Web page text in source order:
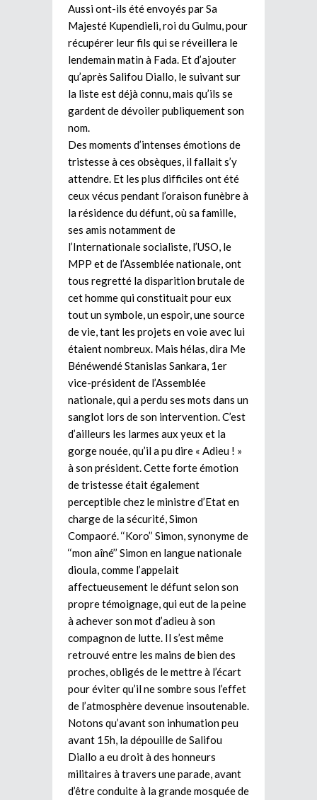
Aussi ont-ils été envoyés par Sa
Majesté Kupendieli, roi du Gulmu, pour
récupérer leur fils qui se réveillera le
lendemain matin à Fada. Et d’ajouter
qu’après Salifou Diallo, le suivant sur
la liste est déjà connu, mais qu’ils se
gardent de dévoiler publiquement son
nom.
Des moments d’intenses émotions de
tristesse à ces obsèques, il fallait s’y
attendre. Et les plus difficiles ont été
ceux vécus pendant l’oraison funèbre à
la résidence du défunt, où sa famille,
ses amis notamment de
l’Internationale socialiste, l’USO, le
MPP et de l’Assemblée nationale, ont
tous regretté la disparition brutale de
cet homme qui constituait pour eux
tout un symbole, un espoir, une source
de vie, tant les projets en voie avec lui
étaient nombreux. Mais hélas, dira Me
Bénéwendé Stanislas Sankara, 1er
vice-président de l’Assemblée
nationale, qui a perdu ses mots dans un
sanglot lors de son intervention. C’est
d’ailleurs les larmes aux yeux et la
gorge nouée, qu’il a pu dire « Adieu ! »
à son président. Cette forte émotion
de tristesse était également
perceptible chez le ministre d’Etat en
charge de la sécurité, Simon
Compaoré. ‘‘Koro’’ Simon, synonyme de
‘‘mon aîné’’ Simon en langue nationale
dioula, comme l’appelait
affectueusement le défunt selon son
propre témoignage, qui eut de la peine
à achever son mot d’adieu à son
compagnon de lutte. Il s’est même
retrouvé entre les mains de bien des
proches, obligés de le mettre à l’écart
pour éviter qu’il ne sombre sous l’effet
de l’atmosphère devenue insoutenable.
Notons qu’avant son inhumation peu
avant 15h, la dépouille de Salifou
Diallo a eu droit à des honneurs
militaires à travers une parade, avant
d’être conduite à la grande mosquée de